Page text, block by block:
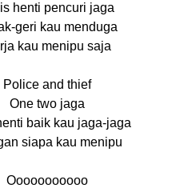
henti pencuri jaga
geri kau menduga
kau menipu saja
Police and thief
One two jaga
baik kau jaga-jaga
siapa kau menipu
Ooooooooooo